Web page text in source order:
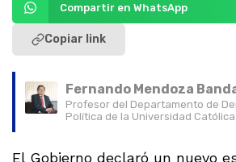
Compartir en WhatsApp
Copiar link
Fernando Mendoza
Profesor del Departamento de
Política de la Universidad
El Gobierno declaró un nuevo